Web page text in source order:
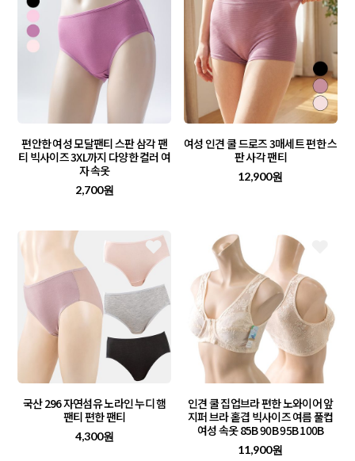
편안한 여성 모달팬티 스판 삼각 팬
티 빅사이즈 3XL까지 다양한 컬러 여
자 속옷
2,700원
여성 인견 쿨 드로즈 3매세트 편한 스
판 사각 팬티
12,900원
국산 296 자연섬유 노라인 누디 햄
팬티 편한 팬티
4,300원
인견 쿨 집업브라 편한 노와이어 앞
지퍼 브라 홑겹 빅사이즈 여름 풀컵
여성 속옷 85B 90B 95B 100B
11,900원